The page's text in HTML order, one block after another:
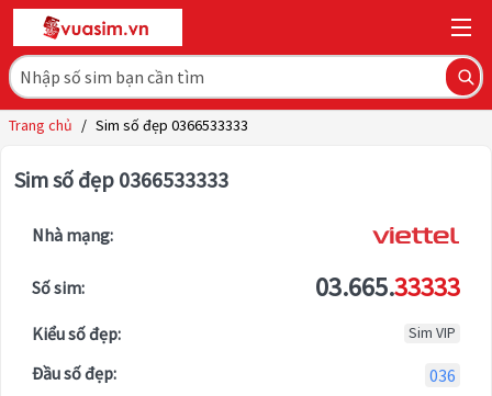
Trang chủ / Sim số đẹp 0366533333
Sim số đẹp 0366533333
Nhà mạng:
Số sim: 03.665.33333
Kiểu số đẹp: Sim VIP
Đầu số đẹp:
036